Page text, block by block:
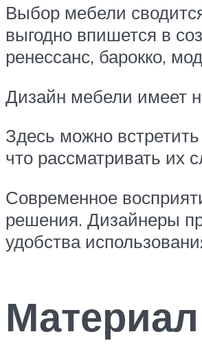
Выбор мебели
выгодно впишется в
ренессанс, барокко,
Дизайн мебели имеет
Здесь можно
что рассматривать их
Современное
решения. Дизайнеры
удобства